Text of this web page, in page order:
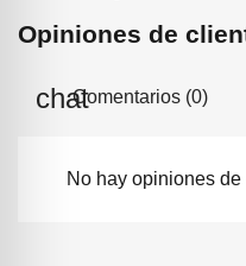
Opiniones de
Comentarios (0)
No hay opiniones